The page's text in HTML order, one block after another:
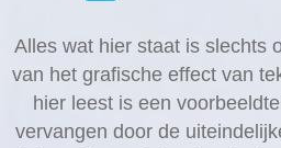
Alles wat hier staat is slechts
van het grafische effect van
hier leest is een
vervangen door de